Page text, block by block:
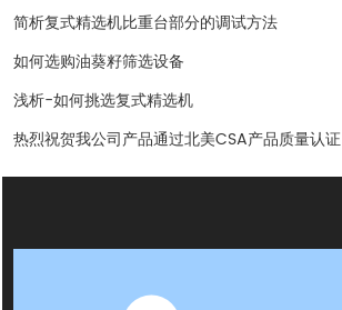
简析复式精选机比重台部分的调试方法
如何选购油葵籽筛选设备
浅析-如何挑选复式精选机
热烈祝贺我公司产品通过北美CSA产品质量认证